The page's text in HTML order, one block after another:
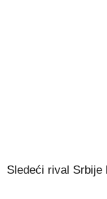
Sledeći rival Srbije